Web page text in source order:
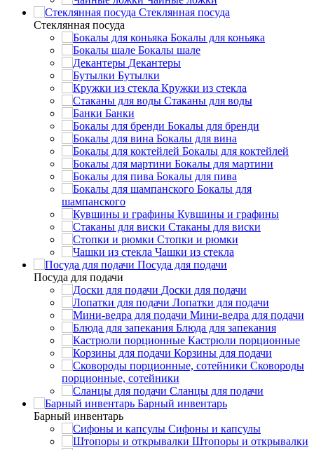
Стеклянная посуда
Стеклянная посуда
Бокалы для коньяка
Бокалы шале
Декантеры
Бутылки
Кружки из стекла
Стаканы для воды
Банки
Бокалы для бренди
Бокалы для вина
Бокалы для коктейлей
Бокалы для мартини
Бокалы для пива
Бокалы для
шампанского
Кувшины и графины
Стаканы для виски
Стопки и рюмки
Чашки из стекла
Посуда для подачи
Посуда для подачи
Доски для подачи
Лопатки для подачи
Мини-ведра для подачи
Блюда для запекания
Кастрюли порционные
Корзины для подачи
Сковороды
порционные, сотейники
Сланцы для подачи
Барный инвентарь
Барный инвентарь
Сифоны и капсулы
Штопоры и открывалки